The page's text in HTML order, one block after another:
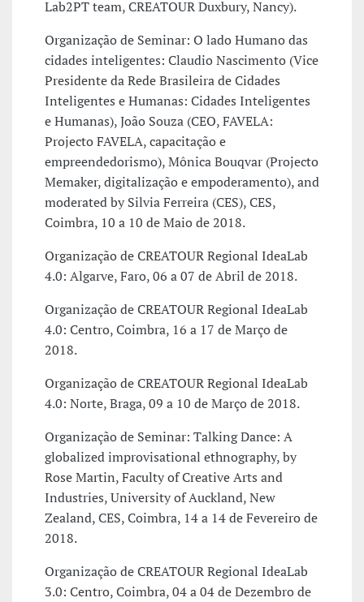
Lab2PT team, CREATOUR Duxbury, Nancy).
Organização de Seminar: O lado Humano das
cidades inteligentes: Claudio Nascimento (Vice
Presidente da Rede Brasileira de Cidades
Inteligentes e Humanas: Cidades Inteligentes
e Humanas), João Souza (CEO, FAVELA:
Projecto FAVELA, capacitação e
empreendedorismo), Mônica Bouqvar (Projecto
Memaker, digitalização e empoderamento), and
moderated by Silvia Ferreira (CES), CES,
Coimbra, 10 a 10 de Maio de 2018.
Organização de CREATOUR Regional IdeaLab
4.0: Algarve, Faro, 06 a 07 de Abril de 2018.
Organização de CREATOUR Regional IdeaLab
4.0: Centro, Coimbra, 16 a 17 de Março de
2018.
Organização de CREATOUR Regional IdeaLab
4.0: Norte, Braga, 09 a 10 de Março de 2018.
Organização de Seminar: Talking Dance: A
globalized improvisational ethnography, by
Rose Martin, Faculty of Creative Arts and
Industries, University of Auckland, New
Zealand, CES, Coimbra, 14 a 14 de Fevereiro de
2018.
Organização de CREATOUR Regional IdeaLab
3.0: Centro, Coimbra, 04 a 04 de Dezembro de